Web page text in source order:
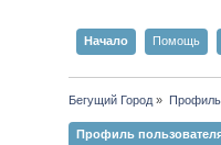
Начало Помощь
Бегущий Город » Профиль
Профиль